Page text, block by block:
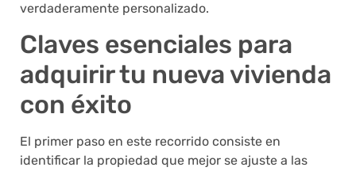
verdaderamente personalizado.
Claves esenciales para
adquirir tu nueva vivienda
con éxito
El primer paso en este recorrido consiste en
identificar la propiedad que mejor se ajuste a las